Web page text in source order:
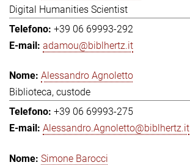
Digital Humanities Scientist
+39 06 69993-292
adamou@biblhertz.it
Alessandro Agnoletto
Biblioteca, custode
+39 06 69993-275
Alessandro.Agnoletto@biblhertz.it
Simone Barocci